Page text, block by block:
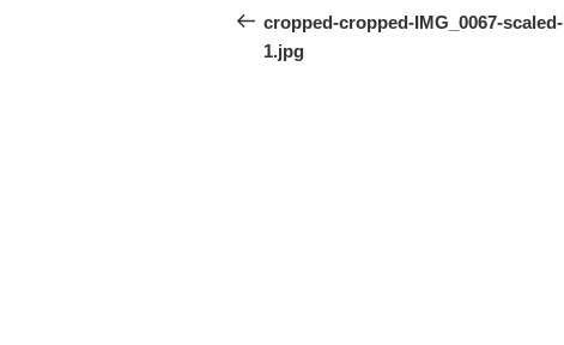
稿
ナ
の
投
cropped-cropped-IMG_0067-scaled-
1.jpg